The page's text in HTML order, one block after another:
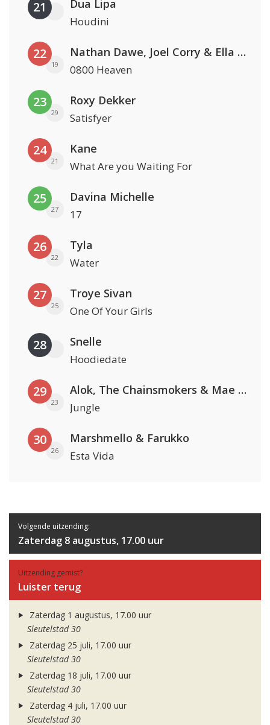
21 Dua Lipa
Houdini
22
19
Nathan Dawe, Joel Corry & Ella Henderson
0800 Heaven
23
29
Roxy Dekker
Satisfyer
24
21
Kane
What Are you Waiting For
25
27
Davina Michelle
17
26
22
Tyla
Water
27
25
Troye Sivan
One Of Your Girls
28 Snelle
Hoodiedate
29
23
Alok, The Chainsmokers & Mae Stephens
Jungle
30
26
Marshmello & Farukko
Esta Vida
Volgende uitzending:
Zaterdag 8 augustus, 17.00 uur
Uitzending gemist?
Luister terug
Zaterdag 1 augustus, 17.00 uur
Sleutelstad 30
Zaterdag 25 juli, 17.00 uur
Sleutelstad 30
Zaterdag 18 juli, 17.00 uur
Sleutelstad 30
Zaterdag 4 juli, 17.00 uur
Sleutelstad 30